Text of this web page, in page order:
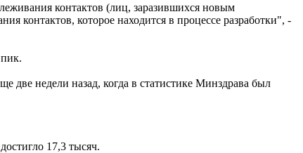
контактов (лиц, заразившихся новым
контактов, которое находится в процессе разработки", -
две недели назад, когда в статистике Минздрава был
17,3 тысяч.